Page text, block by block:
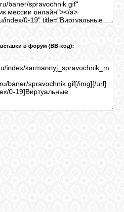
в форум (BB-код):